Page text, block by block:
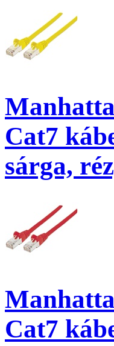
Cat7
sárga,
Cat7